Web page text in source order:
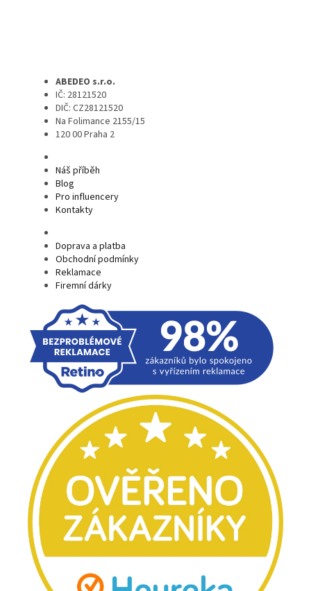
ABEDEO s.r.o.
IČ: 28121520
DIČ: CZ28121520
Na Folimance 2155/15
120 00 Praha 2
Náš příběh
Blog
Pro influencery
Kontakty
Doprava a platba
Obchodní podmínky
Reklamace
Firemní dárky